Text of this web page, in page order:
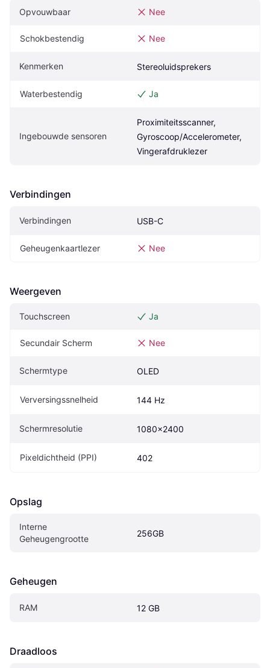
Opvouwbaar Nee
Schokbestendig Nee
Kenmerken Stereoluidsprekers
Waterbestendig Ja
Ingebouwde sensoren
Proximiteitsscanner,
Gyroscoop/Accelerometer,
Vingerafdruklezer
Verbindingen
Verbindingen USB-C
Geheugenkaartlezer Nee
Weergeven
Touchscreen Ja
Secundair Scherm Nee
Schermtype OLED
Verversingssnelheid 144 Hz
Schermresolutie 1080x2400
Pixeldichtheid (PPI) 402
Opslag
Interne
Geheugengrootte
256GB
Geheugen
RAM 12 GB
Draadloos